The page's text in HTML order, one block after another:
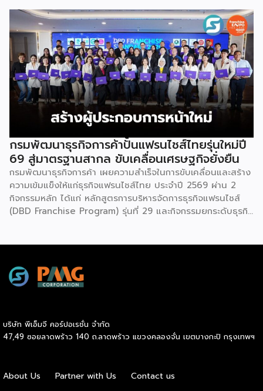
รวมกว่า 250 บูธ บนพื้นที่ 15,000 ตารางเมตร หวังเป็นทาง
เลือกสร้างรายได้เพิ่มและพยุงเศรษฐกิจไทยให้ฟื้นตัว เสิร์ฟครบ
จบในงานด้วยสินเชื่อ และทำเลทองทั่วประเทศ พร้อมเสวนาให้
ความรู้โดยผู้ทรงคุณวุฒิคับคั่ง และกิจกรรมเจรจาจับคู่ธุรกิจทั้งใน
และต่างประเทศ งานจัดต่อเนื่องระหว่างวันที่ 6-9 สิงหาคมนี้ ที่
ฮอลล์ 6-8 อิมแพ็คเมืองทองธานี คาดเม็ดเงินสะพัดในงานราว
220 ล้านบาท นายพูนพงษ์ นัยนาภากรณ์ อธิบดีกรมพัฒนา
ธุรกิจการค้า กระทรวงพาณิชย์ กล่าวว่า งาน ” Franchise Expo
Thailand & Thailand E-Commerce Selection Expo
(TESE 2026) เป็นเวทีแสดงธุรกิจแฟรนไชส์และโซลูชั่นส์แบบครบ
วงจร […]
กรมพัฒนาธุรกิจการค้าปั้นแฟรนไชส์ไทยรุ่นใหม่ปี
69 สู่มาตรฐานสากล ขับเคลื่อนเศรษฐกิจยั่งยืน
กรมพัฒนาธุรกิจการค้า เผยความสำเร็จในการขับเคลื่อนและสร้าง
ความเข้มแข็งให้แก่ธุรกิจแฟรนไชส์ไทย ประจำปี 2569 ผ่าน 2
กิจกรรมหลัก ได้แก่ หลักสูตรการบริหารจัดการธุรกิจแฟรนไชส์
(DBD Franchise Program) รุ่นที่ 29 และกิจกรรมยกระดับธุรกิจ
กรมพัฒนาธุรกิจการค้า กระทรวงพาณิชย์ เปิดเผยภายหลังเป็น
ประธานมอบประกาศนียบัตรแก่ผู้ประกอบการแฟรนไชส์ใน 2
กิจกรรมแรกเป็นการอบรมหลักสูตรการบริหารจัดการธุรกิจแฟรน
ไชส์ (DBD Franchise Program: DBD-FP) รุ่นที่ 29 ซึ่งเป็น
คุณวุฒิจากภาครัฐ ภาคเอกชน และสถาบันการศึกษา ที่มาร่วมบ่ม
บริษัท พีเอ็มจี คอร์ปอเรชั่น จำกัด
47,49 ซอยลาดพร้าว 140 ถ.ลาดพร้าว แขวงคลองจั่น เขตบางกะปิ กรุงเทพฯ
About Us Partner with Us Contact us